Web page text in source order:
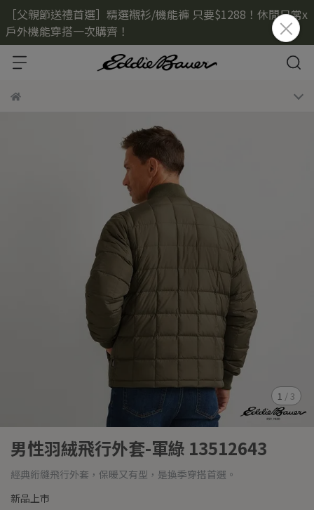
［父親節送禮首選］精選襯衫/機能褲 只要$1288！休閒日常x
戶外機能穿搭一次購齊！
1 / 3
男性羽絨飛行外套-軍綠 13512643
經典絎縫飛行外套，保暖又有型，是換季穿搭首選。
新品上市